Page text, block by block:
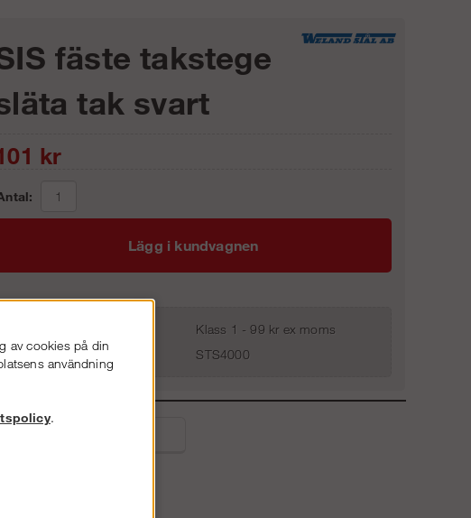
fäste takstege
tak svart
kr
Lägg i kundvagnen
Klass 1 - 99 kr ex moms
Artnr:
STS4000
av cookies på din
användning
.